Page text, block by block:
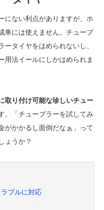
にない利点がありますが、ホ
車には使えません。チューブ
タイヤをはめられないし、
用法イールにしかはめられま
取り付け可能な珍しいチュー
。「チューブラーを試してみ
がかかるし面倒だなぁ」って
ょうか？
ブルに対応